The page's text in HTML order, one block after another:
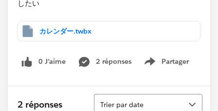
カレンダー.twbx
0 J’aime 2 réponses Partager
Show menu
2 réponses
Tri
Trier par date